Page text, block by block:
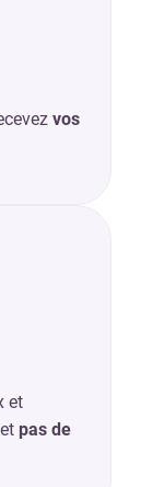
vos
et
pas de